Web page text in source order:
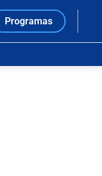
Programas